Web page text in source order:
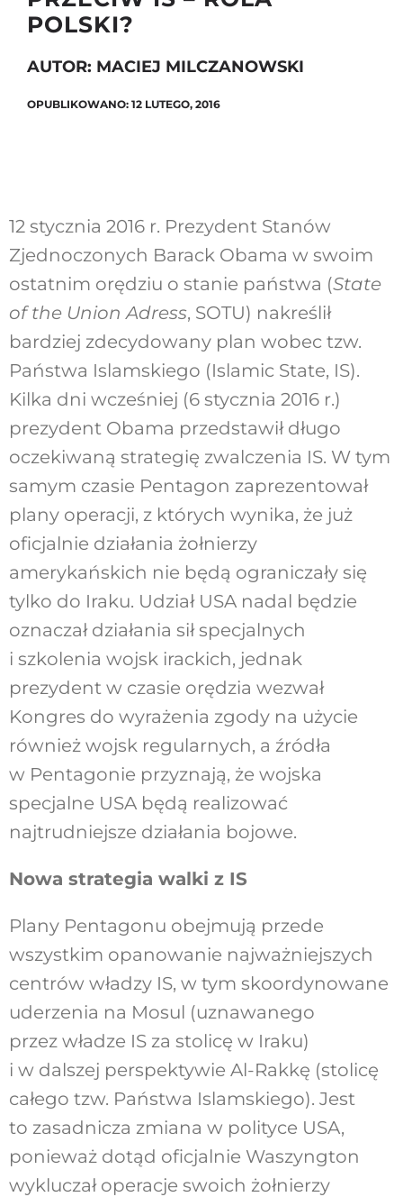
Szukaj
POLSKI?
AUTOR: MACIEJ MILCZANOWSKI
OPUBLIKOWANO: 12 LUTEGO, 2016
12 stycznia 2016 r. Prezydent Stanów
Zjednoczonych Barack Obama w swoim
ostatnim orędziu o stanie państwa (State
of the Union Adress, SOTU) nakreślił
bardziej zdecydowany plan wobec tzw.
Państwa Islamskiego (Islamic State, IS).
Kilka dni wcześniej (6 stycznia 2016 r.)
prezydent Obama przedstawił długo
oczekiwaną strategię zwalczenia IS. W tym
samym czasie Pentagon zaprezentował
plany operacji, z których wynika, że już
oficjalnie działania żołnierzy
amerykańskich nie będą ograniczały się
tylko do Iraku. Udział USA nadal będzie
oznaczał działania sił specjalnych
i szkolenia wojsk irackich, jednak
prezydent w czasie orędzia wezwał
Kongres do wyrażenia zgody na użycie
również wojsk regularnych, a źródła
w Pentagonie przyznają, że wojska
specjalne USA będą realizować
najtrudniejsze działania bojowe.
Nowa strategia walki z IS
Plany Pentagonu obejmują przede
wszystkim opanowanie najważniejszych
centrów władzy IS, w tym skoordynowane
uderzenia na Mosul (uznawanego
przez władze IS za stolicę w Iraku)
i w dalszej perspektywie Al-Rakkę (stolicę
całego tzw. Państwa Islamskiego). Jest
to zasadnicza zmiana w polityce USA,
ponieważ dotąd oficjalnie Waszyngton
wykluczał operacje swoich żołnierzy